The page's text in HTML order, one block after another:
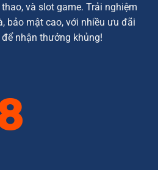
và slot game. Trải nghiệm
bảo mật cao, với nhiều ưu đãi
nhận thưởng khủng!